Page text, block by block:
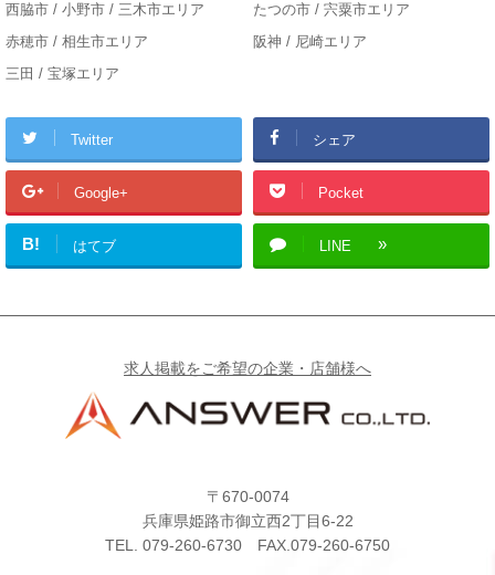
西脇市 / 小野市 / 三木市エリア
たつの市 / 宍粟市エリア
赤穂市 / 相生市エリア
阪神 / 尼崎エリア
三田 / 宝塚エリア
Twitter シェア
Google+ Pocket
B! はてブ LINE
求人掲載をご希望の企業・店舗様へ
〒670-0074
兵庫県姫路市御立西2丁目6-22
TEL. 079-260-6730 FAX.079-260-6750